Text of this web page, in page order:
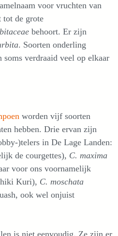
voor vruchten van
tot de grote
behoort. Er zijn
. Soorten onderling
verdraaid veel op elkaar
worden vijf soorten
hebben. Drie ervan zijn
)telers in De Lage Landen:
de courgettes), C. maxima
voor ons voornamelijk
Kuri), C. moschata
ook wel onjuist
is niet eenvoudig. Ze zijn er